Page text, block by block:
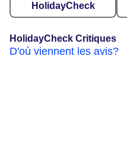
HolidayCheck
HolidayCheck Critiques
D'où viennent les avis?